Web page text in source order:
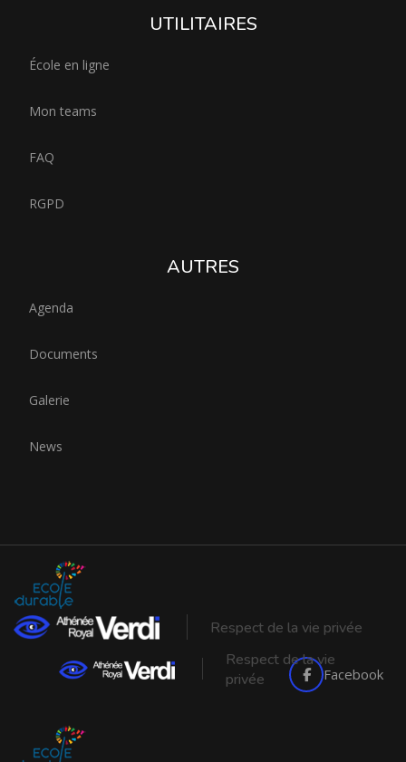
UTILITAIRES
École en ligne
Mon teams
FAQ
RGPD
AUTRES
Agenda
Documents
Galerie
News
Respect de la vie privée
Facebook
Respect de la vie
privée